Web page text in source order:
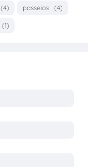
(4) passeios (4)
(1)